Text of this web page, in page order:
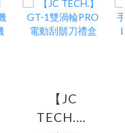
【JC
TECH.】